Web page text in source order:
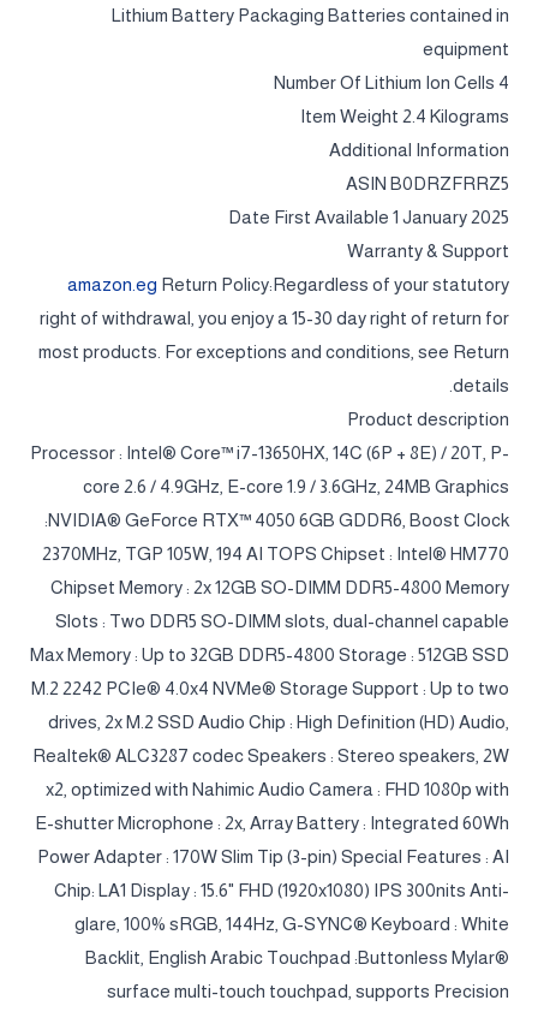
Lithium Battery Packaging ‎Batteries contained in
equipment
Number Of Lithium Ion Cells ‎4
Item Weight ‎2.4 Kilograms
Additional Information
ASIN B0DRZFRRZ5
Date First Available 1 January 2025
Warranty & Support
amazon.eg Return Policy:Regardless of your statutory
right of withdrawal, you enjoy a 15-30 day right of return for
most products. For exceptions and conditions, see Return
details.
Product description
Processor : Intel® Core™ i7-13650HX, 14C (6P + 8E) / 20T, P-
core 2.6 / 4.9GHz, E-core 1.9 / 3.6GHz, 24MB Graphics
:NVIDIA® GeForce RTX™ 4050 6GB GDDR6, Boost Clock
2370MHz, TGP 105W, 194 AI TOPS Chipset : Intel® HM770
Chipset Memory : 2x 12GB SO-DIMM DDR5-4800 Memory
Slots : Two DDR5 SO-DIMM slots, dual-channel capable
Max Memory : Up to 32GB DDR5-4800 Storage : 512GB SSD
M.2 2242 PCIe® 4.0x4 NVMe® Storage Support : Up to two
drives, 2x M.2 SSD Audio Chip : High Definition (HD) Audio,
Realtek® ALC3287 codec Speakers : Stereo speakers, 2W
x2, optimized with Nahimic Audio Camera : FHD 1080p with
E-shutter Microphone : 2x, Array Battery : Integrated 60Wh
Power Adapter : 170W Slim Tip (3-pin) Special Features : AI
Chip: LA1 Display : 15.6" FHD (1920x1080) IPS 300nits Anti-
glare, 100% sRGB, 144Hz, G-SYNC® Keyboard : White
Backlit, English Arabic Touchpad :Buttonless Mylar®
surface multi-touch touchpad, supports Precision